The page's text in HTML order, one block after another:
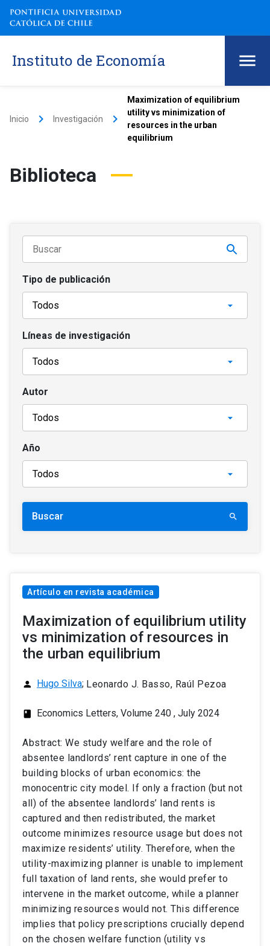
Instituto de Economía
Inicio keyboard_arrow_right Investigación keyboard_arrow_right
Maximization of equilibrium
utility vs minimization of
resources in the urban
equilibrium
Biblioteca
Tipo de publicación
Líneas de investigación
Autor
Año
Buscar search
Artículo en revista académica
Maximization of equilibrium utility
vs minimization of resources in
the urban equilibrium
person Hugo Silva; Leonardo J. Basso, Raúl Pezoa
class Economics Letters, Volume 240 , July 2024
Abstract: We study welfare and the role of
absentee landlords’ rent capture in one of the
building blocks of urban economics: the
monocentric city model. If only a fraction (but not
all) of the absentee landlords’ land rents is
captured and then redistributed, the market
outcome minimizes resource usage but does not
maximize residents’ utility. Therefore, when the
utility-maximizing planner is unable to implement
full taxation of land rents, she would prefer to
intervene in the market outcome, while a planner
minimizing resources would not. This difference
implies that policy prescriptions crucially depend
on the chosen welfare function (utility vs